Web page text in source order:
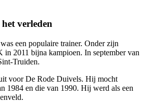
verleden
een populaire trainer. Onder zijn
2011 bijna kampioen. In september van
Truiden.
voor De Rode Duivels. Hij mocht
1984 en die van 1990. Hij werd als een